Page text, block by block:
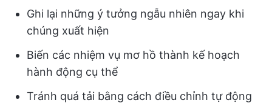
Ghi lại những ý tưởng ngẫu nhiên ngay khi
chúng xuất hiện
Biến các nhiệm vụ mơ hồ thành kế hoạch
hành động cụ thể
Tránh quá tải bằng cách điều chỉnh tự động